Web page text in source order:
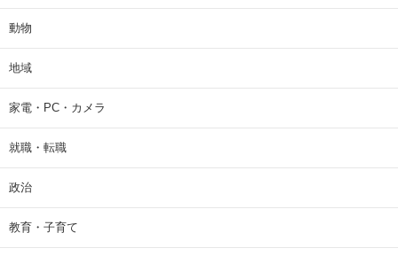
動物
地域
家電・PC・カメラ
就職・転職
政治
教育・子育て